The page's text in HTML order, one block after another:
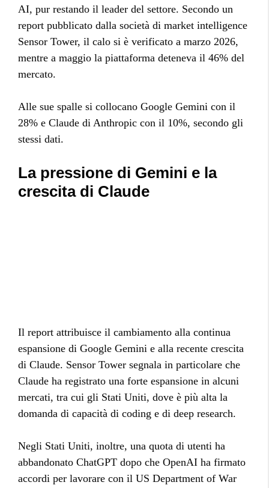
AI, pur restando il leader del settore. Secondo un
report pubblicato dalla società di market intelligence
Sensor Tower, il calo si è verificato a marzo 2026,
mentre a maggio la piattaforma deteneva il 46% del
mercato.
Alle sue spalle si collocano Google Gemini con il
28% e Claude di Anthropic con il 10%, secondo gli
stessi dati.
La pressione di Gemini e la
crescita di Claude
Il report attribuisce il cambiamento alla continua
espansione di Google Gemini e alla recente crescita
di Claude. Sensor Tower segnala in particolare che
Claude ha registrato una forte espansione in alcuni
mercati, tra cui gli Stati Uniti, dove è più alta la
domanda di capacità di coding e di deep research.
Negli Stati Uniti, inoltre, una quota di utenti ha
abbandonato ChatGPT dopo che OpenAI ha firmato
accordi per lavorare con il US Department of War